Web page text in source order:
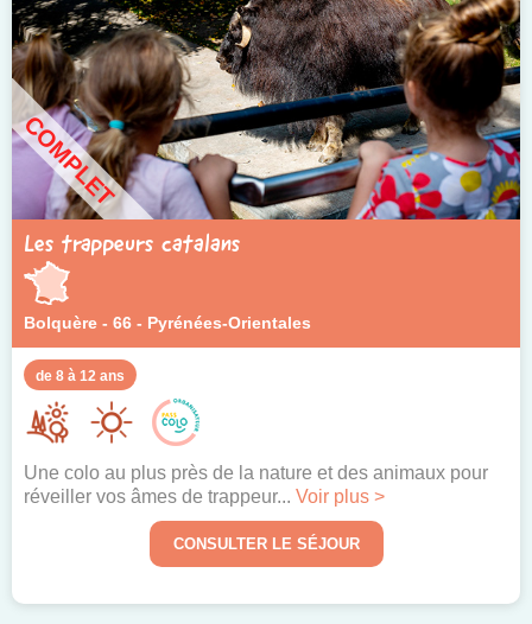
COMPLET
Les trappeurs catalans
Bolquère - 66 - Pyrénées-Orientales
de 8 à 12 ans
Une colo au plus près de la nature et des animaux pour
réveiller vos âmes de trappeur... Voir plus >
CONSULTER LE SÉJOUR